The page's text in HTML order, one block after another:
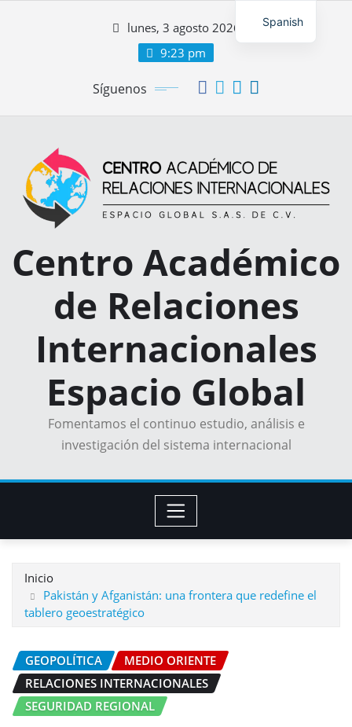
lunes, 3 agosto 2026
9:23 pm
Síguenos
Centro Académico
de Relaciones
Internacionales
Espacio Global
Fomentamos el continuo estudio, análisis e
investigación del sistema internacional
Inicio
Pakistán y Afganistán: una frontera que redefine el
tablero geoestratégico
GEOPOLÍTICA
MEDIO ORIENTE
RELACIONES INTERNACIONALES
SEGURIDAD REGIONAL
Spanish